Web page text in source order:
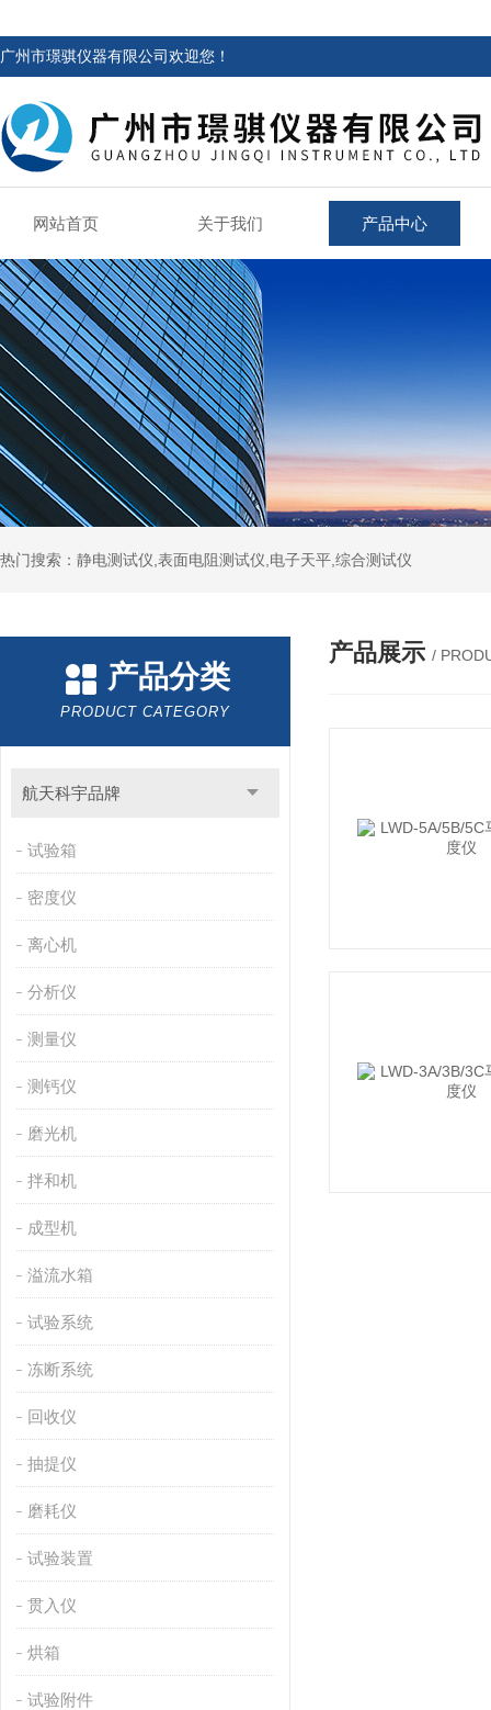
广州市璟骐仪器有限公司欢迎您！
网站首页 关于我们 产品中心
热门搜索：静电测试仪,表面电阻测试仪,电子天平,综合测试仪
产品分类
PRODUCT CATEGORY
航天科宇品牌
试验箱
密度仪
离心机
分析仪
测量仪
测钙仪
磨光机
拌和机
成型机
溢流水箱
试验系统
冻断系统
回收仪
抽提仪
磨耗仪
试验装置
贯入仪
烘箱
试验附件
产品展示 /